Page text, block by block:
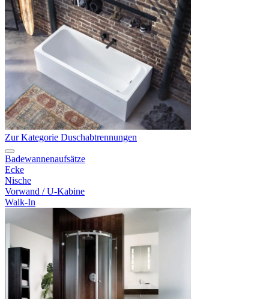
Zur Kategorie Duschabtrennungen
Badewannenaufsätze
Ecke
Nische
Vorwand / U-Kabine
Walk-In